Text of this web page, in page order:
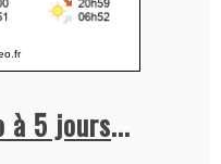
à 5 jours...